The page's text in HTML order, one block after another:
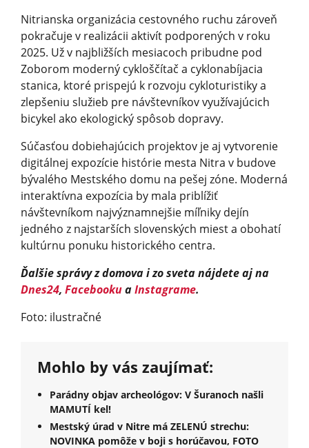
Nitrianska organizácia cestovného ruchu zároveň
pokračuje v realizácii aktivít podporených v roku
2025. Už v najbližších mesiacoch pribudne pod
Zoborom moderný cykloščítač a cyklonabíjacia
stanica, ktoré prispejú k rozvoju cykloturistiky a
zlepšeniu služieb pre návštevníkov využívajúcich
bicykel ako ekologický spôsob dopravy.
Súčasťou dobiehajúcich projektov je aj vytvorenie
digitálnej expozície histórie mesta Nitra v budove
bývalého Mestského domu na pešej zóne. Moderná
interaktívna expozícia by mala priblížiť
návštevníkom najvýznamnejšie míľniky dejín
jedného z najstarších slovenských miest a obohatí
kultúrnu ponuku historického centra.
Ďalšie správy z domova i zo sveta nájdete aj na
Dnes24, FacebookuaInstagrame.
Foto: ilustračné
Mohlo by vás zaujímať:
Parádny objav archeológov: V Šuranoch našli
MAMUTÍ kel!
Mestský úrad v Nitre má ZELENÚ strechu:
NOVINKA pomôže v boji s horúčavou, FOTO